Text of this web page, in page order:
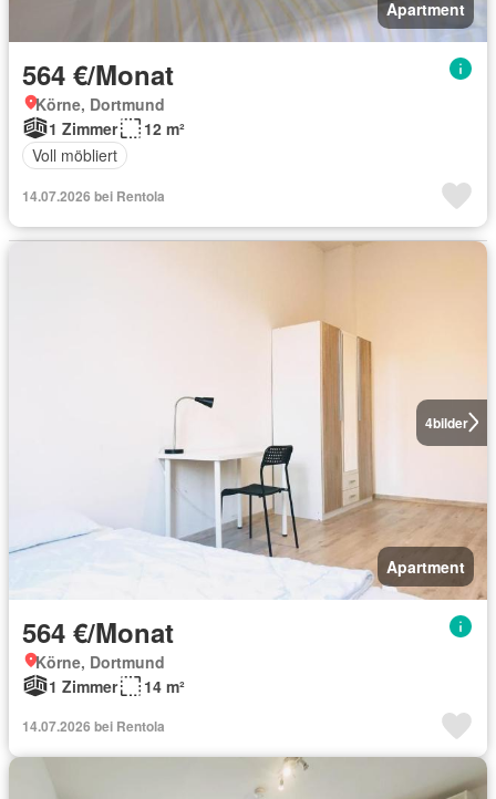
Apartment
564 €/Monat
Körne, Dortmund
1 Zimmer
12 m²
Voll möbliert
14.07.2026 bei Rentola
4bilder
Apartment
564 €/Monat
Körne, Dortmund
1 Zimmer
14 m²
14.07.2026 bei Rentola